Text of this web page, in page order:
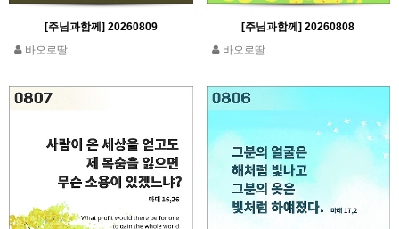
[주님과함께] 20260809
바오로딸
[주님과함께] 20260808
바오로딸